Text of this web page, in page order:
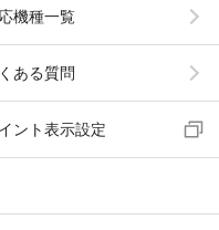
機種一覧
ある質問
ント表示設定